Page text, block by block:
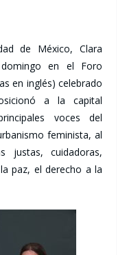
de México, Clara
en el Foro
en inglés) celebrado
a la capital
voces del
feminista, al
justas, cuidadoras,
paz, el derecho a la